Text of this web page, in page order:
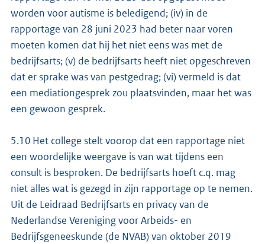
worden voor autisme is beledigend; (iv) in de
rapportage van 28 juni 2023 had beter naar voren
moeten komen dat hij het niet eens was met de
bedrijfsarts; (v) de bedrijfsarts heeft niet opgeschreven
dat er sprake was van pestgedrag; (vi) vermeld is dat
een mediationgesprek zou plaatsvinden, maar het was
een gewoon gesprek.
5.10 Het college stelt voorop dat een rapportage niet
een woordelijke weergave is van wat tijdens een
consult is besproken. De bedrijfsarts hoeft c.q. mag
niet alles wat is gezegd in zijn rapportage op te nemen.
Uit de Leidraad Bedrijfsarts en privacy van de
Nederlandse Vereniging voor Arbeids- en
Bedrijfsgeneeskunde (de NVAB) van oktober 2019